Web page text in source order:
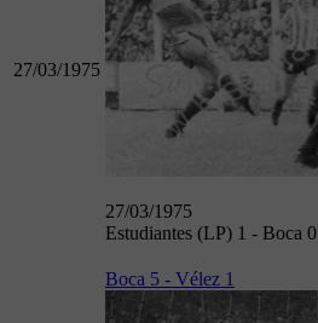
27/03/1975
27/03/1975
Estudiantes (LP) 1 - Boca 0
Boca 5 - Vélez 1